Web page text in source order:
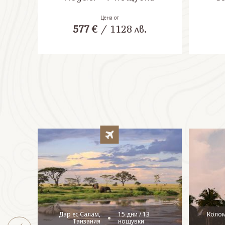
Цена от
577 €/ 1128 лв.
Дар ес Салам,
Танзания
15 дни / 13
нощувки